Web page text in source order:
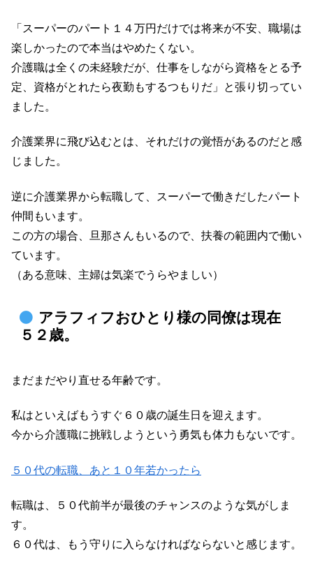
「スーパーのパート１４万円だけでは将来が不安、職場は
楽しかったので本当はやめたくない。
介護職は全くの未経験だが、仕事をしながら資格をとる予
定、資格がとれたら夜勤もするつもりだ」と張り切ってい
ました。
介護業界に飛び込むとは、それだけの覚悟があるのだと感
じました。
逆に介護業界から転職して、スーパーで働きだしたパート
仲間もいます。
この方の場合、旦那さんもいるので、扶養の範囲内で働い
ています。
（ある意味、主婦は気楽でうらやましい）
アラフィフおひとり様の同僚は現在
５２歳。
まだまだやり直せる年齢です。
私はといえばもうすぐ６０歳の誕生日を迎えます。
今から介護職に挑戦しようという勇気も体力もないです。
５０代の転職、あと１０年若かったら
転職は、５０代前半が最後のチャンスのような気がしま
す。
６０代は、もう守りに入らなければならないと感じます。